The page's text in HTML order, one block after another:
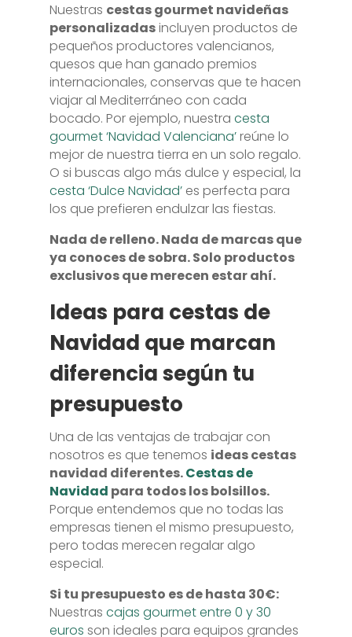
Nuestras cestas gourmet navideñas
personalizadasincluyen productos de
pequeños productores valencianos,
quesos que han ganado premios
internacionales, conservas que te hacen
viajar al Mediterráneo con cada
bocado. Por ejemplo, nuestra cesta
gourmet ‘Navidad Valenciana’reúne lo
mejor de nuestra tierra en un solo regalo.
O si buscas algo más dulce y especial, la
cesta ‘Dulce Navidad’es perfecta para
los que prefieren endulzar las fiestas.
Nada de relleno. Nada de marcas que
ya conoces de sobra. Solo productos
exclusivos que merecen estar ahí.
Ideas para cestas de
Navidad que marcan
diferencia según tu
presupuesto
Una de las ventajas de trabajar con
nosotros es que tenemos ideas cestas
navidad diferentes.Cestas de
Navidad para todos los bolsillos.
Porque entendemos que no todas las
empresas tienen el mismo presupuesto,
pero todas merecen regalar algo
especial.
Si tu presupuesto es de hasta 30€:
Nuestras cajas gourmet entre 0 y 30
euros son ideales para equipos grandes